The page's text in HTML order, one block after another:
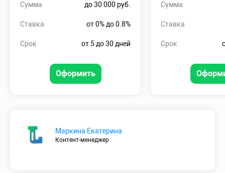
Сумма до 30 000 руб.
Ставка от 0% до 0.8%
Срок от 5 до 30 дней
Оформить
Сумма
Ставка
Срок
Маркина Екатерина
Контент-менеджер